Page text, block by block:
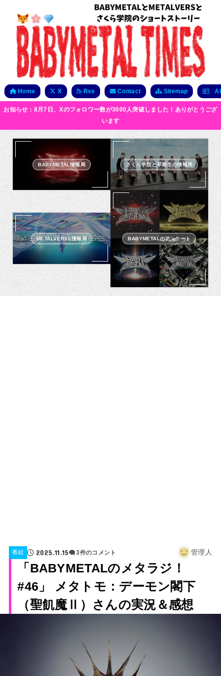
Home X Rss Contact Sitemap
お知らせ：8月7日、Xのフォロワー数が3000人突破しました！ありがとうござ
います
BABYMETAL情報局 さくら学院と卒業生の情報局
METALVERSE情報局 BABYMETALのアンケート
番組 2025.11.15 3件のコメント 管理人
「BABYMETALのメタラジ！
#46」 メタトモ：デーモン閣下
（聖飢魔Ⅱ）さんの実況＆感想